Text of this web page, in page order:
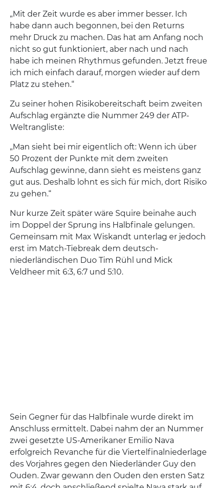
„Mit der Zeit wurde es aber immer besser. Ich
habe dann auch begonnen, bei den Returns
mehr Druck zu machen. Das hat am Anfang noch
nicht so gut funktioniert, aber nach und nach
habe ich meinen Rhythmus gefunden. Jetzt freue
ich mich einfach darauf, morgen wieder auf dem
Platz zu stehen.“
Zu seiner hohen Risikobereitschaft beim zweiten
Aufschlag ergänzte die Nummer 249 der ATP-
Weltrangliste:
„Man sieht bei mir eigentlich oft: Wenn ich über
50 Prozent der Punkte mit dem zweiten
Aufschlag gewinne, dann sieht es meistens ganz
gut aus. Deshalb lohnt es sich für mich, dort Risiko
zu gehen.“
Nur kurze Zeit später wäre Squire beinahe auch
im Doppel der Sprung ins Halbfinale gelungen.
Gemeinsam mit Max Wiskandt unterlag er jedoch
erst im Match-Tiebreak dem deutsch-
niederländischen Duo Tim Rühl und Mick
Veldheer mit 6:3, 6:7 und 5:10.
Sein Gegner für das Halbfinale wurde direkt im
Anschluss ermittelt. Dabei nahm der an Nummer
zwei gesetzte US-Amerikaner Emilio Nava
erfolgreich Revanche für die Viertelfinalniederlage
des Vorjahres gegen den Niederländer Guy den
Ouden. Zwar gewann den Ouden den ersten Satz